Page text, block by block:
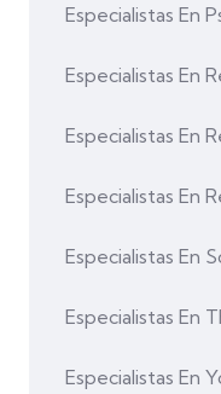
Especialistas En
Especialistas En
Especialistas En
Especialistas En
Especialistas En
Especialistas En
Especialistas En